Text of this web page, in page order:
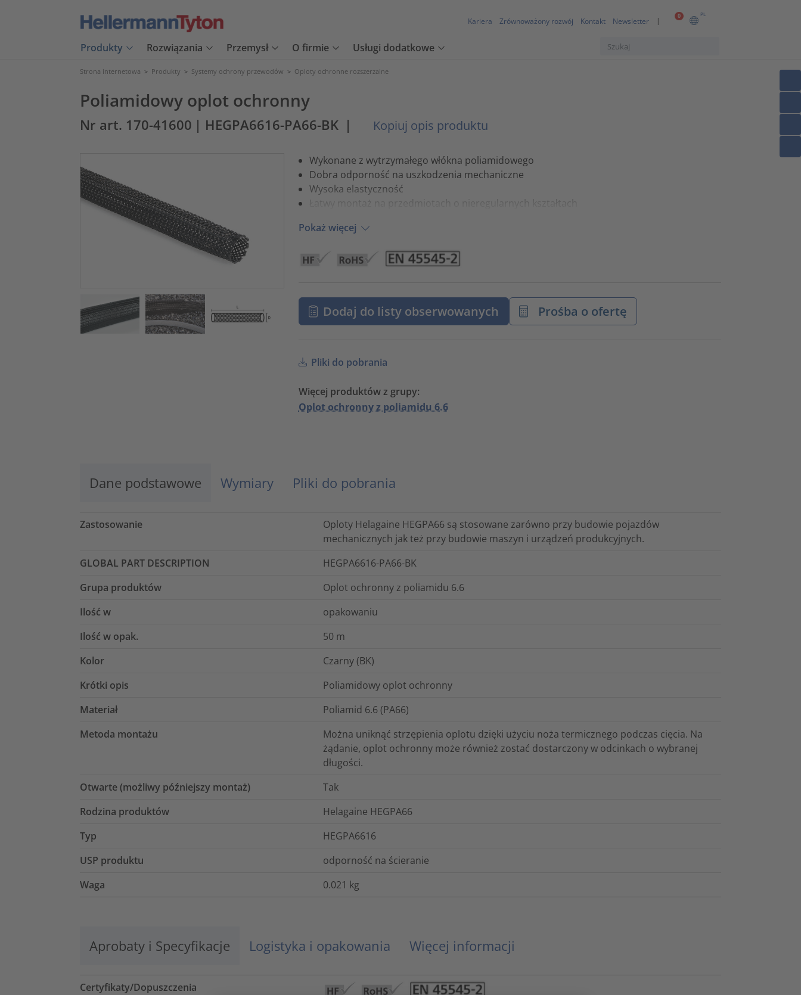
0 PL
Kariera Zrównoważony rozwój Kontakt Newsletter
Produkty Rozwiązania Przemysł O firmie Usługi dodatkowe
Strona internetowa > Produkty > Systemy ochrony przewodów > Oploty ochronne rozszerzalne
Poliamidowy oplot ochronny
Nr art. 170-41600 | HEGPA6616-PA66-BK | Kopiuj opis produktu
Wykonane z wytrzymałego włókna poliamidowego
Dobra odporność na uszkodzenia mechaniczne
Wysoka elastyczność
Łatwy montaż na przedmiotach o nieregularnych kształtach
Pokaż więcej
Dodaj do listy obserwowanych Prośba o ofertę
Pliki do pobrania
Więcej produktów z grupy:
Oplot ochronny z poliamidu 6.6
Dane podstawowe Wymiary Pliki do pobrania
Zastosowanie
Oploty Helagaine HEGPA66 są stosowane zarówno przy budowie pojazdów
mechanicznych jak też przy budowie maszyn i urządzeń produkcyjnych.
GLOBAL PART DESCRIPTION
HEGPA6616-PA66-BK
Grupa produktów
Oplot ochronny z poliamidu 6.6
Ilość w
opakowaniu
Ilość w opak.
50 m
Kolor
Czarny (BK)
Krótki opis
Poliamidowy oplot ochronny
Materiał
Poliamid 6.6 (PA66)
Metoda montażu
Można uniknąć strzępienia oplotu dzięki użyciu noża termicznego podczas cięcia. Na
żądanie, oplot ochronny może również zostać dostarczony w odcinkach o wybranej
długości.
Otwarte (możliwy późniejszy montaż)
Tak
Rodzina produktów
Helagaine HEGPA66
Typ
HEGPA6616
USP produktu
odporność na ścieranie
Waga
0.021 kg
Aprobaty i Specyfikacje Logistyka i opakowania Więcej informacji
Certyfikaty/Dopuszczenia